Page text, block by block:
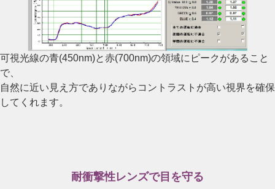
可視光線の青(450nm)と赤(700nm)の領域にピークがあること
で、
自然に近い見え方でありながらコントラストが高い視界を確保
してくれます。
耐衝撃性レンズで目を守る